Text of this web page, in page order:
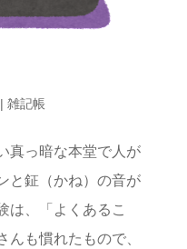
| 雑記帳
真っ暗な本堂で人が
と鉦（かね）の音が
は、「よくあるこ
んも慣れたもので、